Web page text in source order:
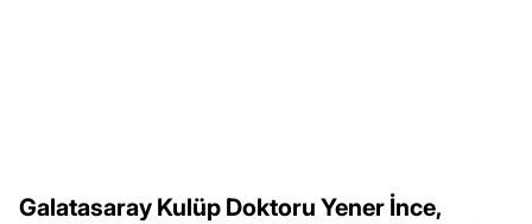
Galatasaray Kulüp Doktoru Yener İnce,